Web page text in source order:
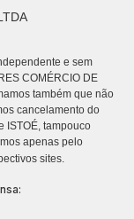
e sem
COMÉRCIO DE
também que não
cancelamento do
ISTOÉ, tampouco
apenas pelo
sites.